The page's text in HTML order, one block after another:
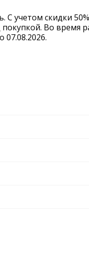
С учетом скидки
Во время